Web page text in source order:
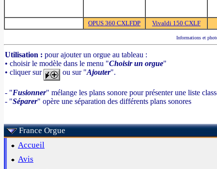
OPUS 360 CXLFDP Vivaldi 150 CXLF
Informations et
Utilisation : pour ajouter un orgue au tableau :
• choisir le modèle dans le menu "Choisir un orgue"
• cliquer sur
ou sur "Ajouter".
- "Fusionner" mélange les plans sonore pour présenter une liste
- "Séparer" opère une séparation des différents plans sonores
France Orgue
Accueil
Avis